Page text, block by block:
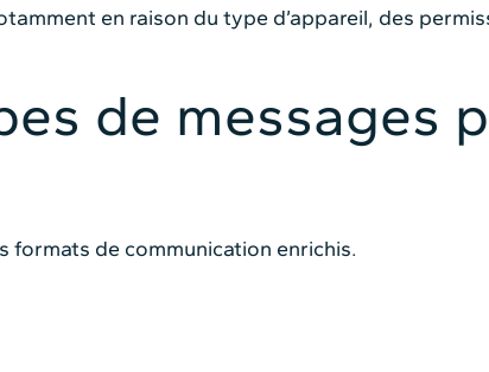
en raison du type d’appareil, des
de messages
formats de communication enrichis.